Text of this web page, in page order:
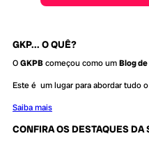
GKP... O QUÊ?
OGKPBcomeçou como umBlog
Este é um lugar para abordar tudo
Saiba mais
CONFIRA OS DESTAQUES DA